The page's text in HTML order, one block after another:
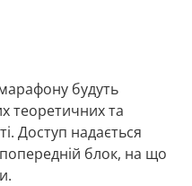
будуть
теоретичних та
Доступ надається
блок, на що